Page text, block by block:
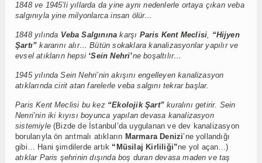
1848 ve 1945’li yıllarda da yine aynı nedenlerle ortaya çıkan veba
salgınıyla yine milyonlarca insan ölür…
1848 yılında Veba Salgınına karşı Paris Kent Meclisi, “Hijyen
Şartı” kararını alır… Bütün sokaklara kanalizasyonlar yapılır ve
evsel atıkların hepsi ‘Sein Nehri’ne boşaltılır…
1945 yılında Sein Nehri’nin akışını engelleyen kanalizasyon
atıklarında cirit atan farelerle veba salgını tekrar başlar.
Paris Kent Meclisi bu kez “Ekolojik Şart”kuralını getirir. Sein
Nenri’nin iki kıyısı boyunca yapılan devasa kanalizasyon
sistemiyle(Bizde de İstanbul’da uygulanan ve dev kanalizasyon
borularıyla ön arıtmalı atıkların Marmara Denizi’ne yollandığı
gibi… Hani şimdilerde artık “Müsilaj Kirliliği”ne yol açan…)
atıklar Paris şehrinin dışında boş duran devasa maden ve taş